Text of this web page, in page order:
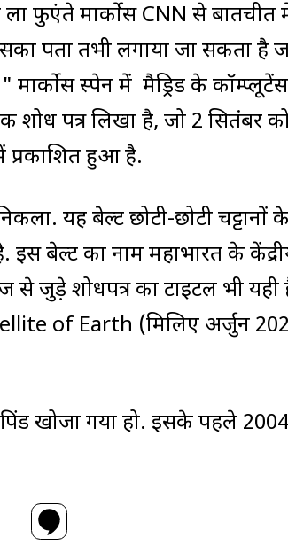
फुएंते मार्कोस CNN से बातचीत
पता तभी लगाया जा सकता है
स्पेन में मैड्रिड के कॉम्प्लूटेंस
शोध पत्र लिखा है, जो 2 सितंबर
प्रकाशित हुआ है.
यह बेल्ट छोटी-छोटी चट्टानों
इस बेल्ट का नाम महाभारत के
से जुड़े शोधपत्र का टाइटल भी यही
of Earth (मिलिए अर्जुन
खोजा गया हो. इसके पहले